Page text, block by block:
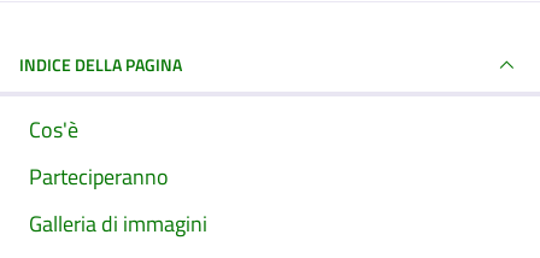
INDICE DELLA PAGINA
Cos'è
Parteciperanno
Galleria di immagini